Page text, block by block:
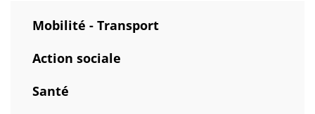
Mobilité - Transport
Action sociale
Santé